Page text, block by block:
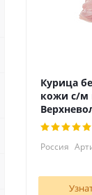
Курица
кожи с/м
Россия